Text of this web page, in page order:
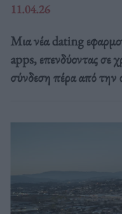
11.04.26
Μια νέα dating
apps, επενδύοντας σε
σύνδεση πέρα από την